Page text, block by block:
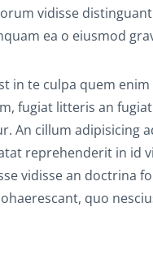
vidisse
ea o eiusmod
in te culpa quem enim
fugiat litteris an
An cillum adipisicing
reprehenderit in id
vidisse an doctrina
quo